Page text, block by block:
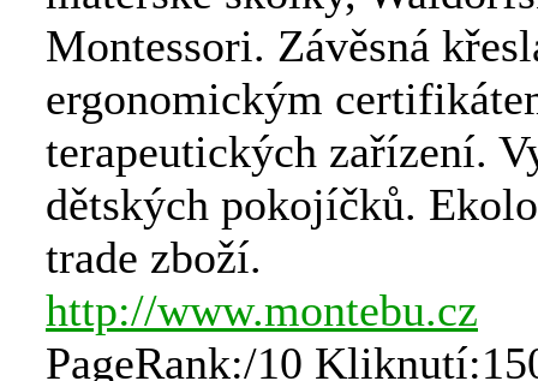
Montessori. Závěsná
ergonomickým
terapeutických zařízení.
dětských pokojíčků.
trade zboží.
http://www.montebu.cz
PageRank:/10